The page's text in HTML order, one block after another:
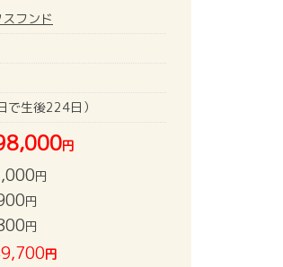
フンド
生後224日）
円
円
円
円
円